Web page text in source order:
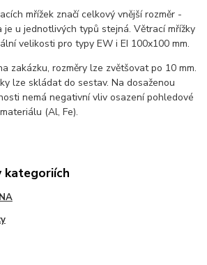
mřížek značí celkový vnější rozměr -
je u jednotlivých typů stejná. Větrací mřížky
velikosti pro typy EW i EI 100x100 mm.
zakázku, rozměry lze zvětšovat po 10 mm.
lze skládat do sestav. Na dosaženou
nemá negativní vliv osazení pohledové
(Al, Fe).
kategoriích